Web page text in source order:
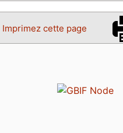
Imprimez cette page